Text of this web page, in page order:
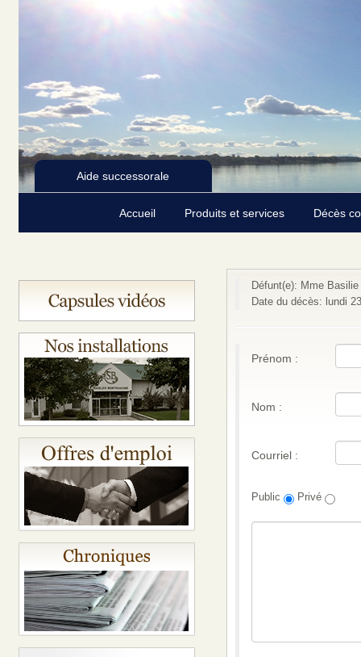
Aide successorale
Accueil Produits et services Décès
Défunt(e): Mme
Date du décès: lundi
Prénom :
Nom :
Courriel :
Public Privé